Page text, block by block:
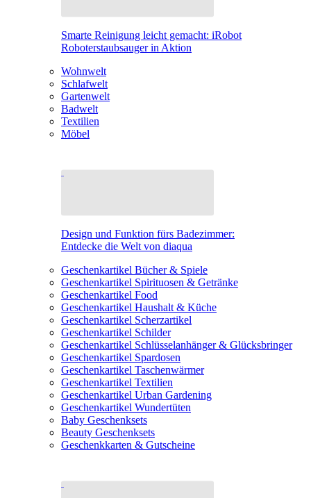
Smarte Reinigung leicht gemacht: iRobot
Roboterstaubsauger in Aktion
Wohnwelt
Schlafwelt
Gartenwelt
Badwelt
Textilien
Möbel
Design und Funktion fürs Badezimmer:
Entdecke die Welt von diaqua
Geschenkartikel Bücher & Spiele
Geschenkartikel Spirituosen & Getränke
Geschenkartikel Food
Geschenkartikel Haushalt & Küche
Geschenkartikel Scherzartikel
Geschenkartikel Schilder
Geschenkartikel Schlüsselanhänger & Glücksbringer
Geschenkartikel Spardosen
Geschenkartikel Taschenwärmer
Geschenkartikel Textilien
Geschenkartikel Urban Gardening
Geschenkartikel Wundertüten
Baby Geschenksets
Beauty Geschenksets
Geschenkkarten & Gutscheine